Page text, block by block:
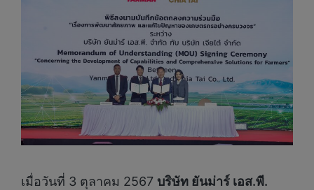
เมื่อวันที่ 3 ตุลาคม 2567 บริษัท ยันม่าร์ เอส.พี.